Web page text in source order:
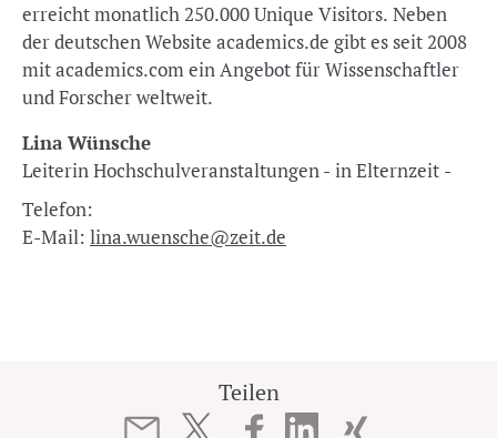
erreicht monatlich 250.000 Unique Visitors. Neben
der deutschen Website academics.de gibt es seit 2008
mit academics.com ein Angebot für Wissenschaftler
und Forscher weltweit.
Lina Wünsche
Leiterin Hochschulveranstaltungen - in Elternzeit -
Telefon:
E-Mail: lina.wuensche@zeit.de
Teilen